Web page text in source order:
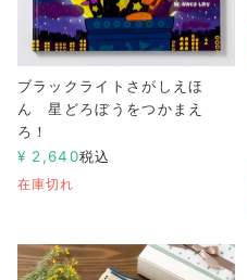
ブラックライトさがしえほ
ん 星どろぼうをつかまえ
ろ！
¥ 2,640税込
在庫切れ